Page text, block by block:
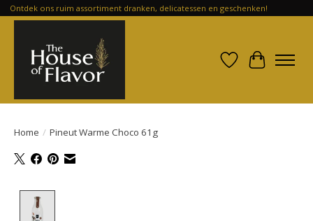
Ontdek ons ruim assortiment dranken, delicatessen en geschenken!
Verlanglijst
Home / Pineut Warme Choco 61g